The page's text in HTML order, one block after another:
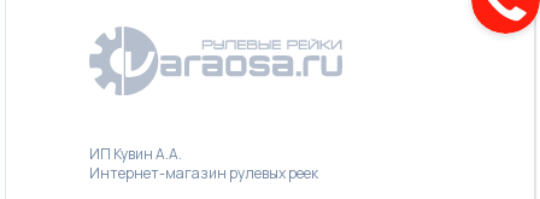
ИП Кувин А.А.
Интернет-магазин рулевых реек